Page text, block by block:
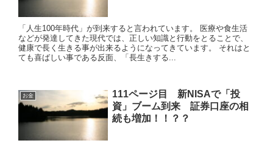
「人生100年時代」が到来すると言われています。 医療や食生活
などが発達してきた現代では、正しい知識と行動をとることで、
健康で長く生きる事が出来るようになってきています。 それはと
ても喜ばしい事である反面、「長生きする...
お金
111ページ目 新NISAで「投
資」ブーム到来 証券口座の相
続も増加！！？？